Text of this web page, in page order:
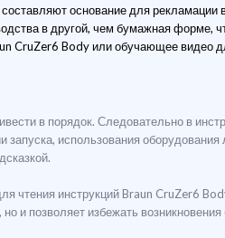
основание для рекламации
в другой, чем бумажная форме,
CruZer6 Body или обучающее видео
в порядок. Следовательно в
запуска, использования
чтения инструкций Braun CruZer6
и позволяет избежать